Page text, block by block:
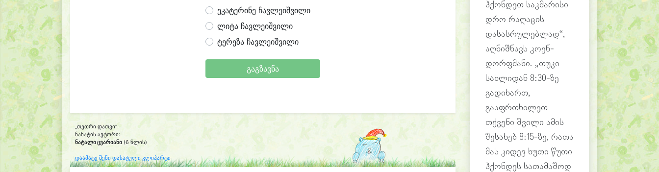
ეკატერინე ჩავლეიშვილი
ლიტა ჩავლეიშვილი
ტერეზა ჩავლეიშვილი
გაგზავნა
„თეთრი დათვი“
ნახატის ავტორი:
ნატალი ცვარიანი (6 წლის)
დაამატე შენი დახატული კლიპარტი
ჰქონდეთ საკმარისი
დრო რაღაცის
დასასრულებლად“,
აღნიშნავს კოენ-
დორფმანი. „თუკი
სახლიდან 8:30-ზე
გადიხართ,
გააფრთხილეთ
თქვენი შვილი ამის
შესახებ 8:15-ზე, რათა
მას კიდევ ხუთი წუთი
ჰქონდეს სათამაშოდ